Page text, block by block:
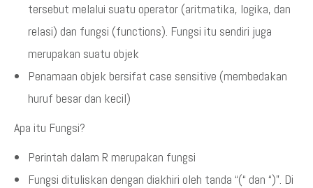
tersebut melalui suatu operator (aritmatika, logika, dan
relasi) dan fungsi (functions). Fungsi itu sendiri juga
merupakan suatu objek
Penamaan objek bersifat case sensitive (membedakan
huruf besar dan kecil)
Apa itu Fungsi?
Perintah dalam R merupakan fungsi
Fungsi dituliskan dengan diakhiri oleh tanda “(“ dan “)”. Di